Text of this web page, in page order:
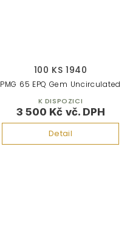
100 KS 1940
3 500 Kč
Detail
PMG 65 EPQ Gem Uncirculated
K DISPOZICI